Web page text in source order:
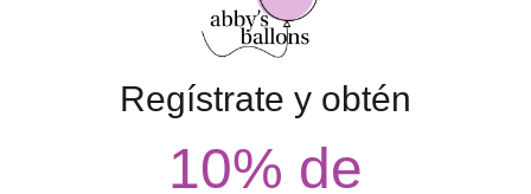
• Manzanas Cubiertas Con Chamoy
Regístrate y obtén
10% de